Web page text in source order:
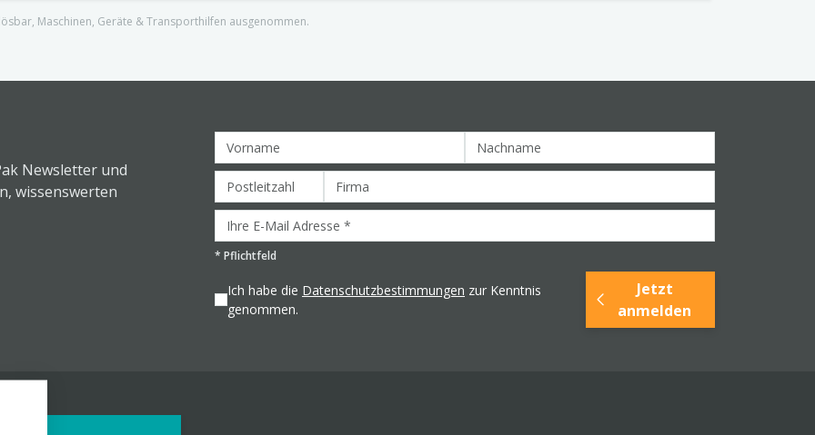
Maschinen, Geräte & Transporthilfen ausgenommen.
Newsletter und
wissenswerten
* Pflichtfeld
Ich habe die Datenschutzbestimmungen zur Kenntnis
genommen.
Jetzt
anmelden